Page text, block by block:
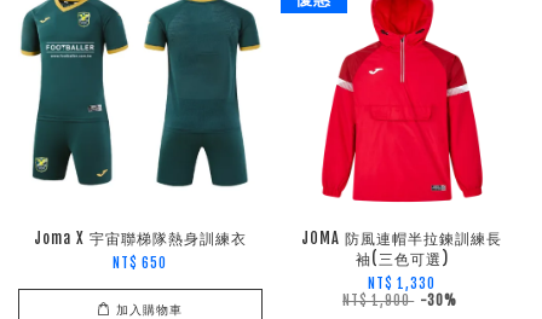
Joma X 宇宙聯梯隊熱身訓練衣
NT$ 650
加入購物車
JOMA 防風連帽半拉鍊訓練長
袖(三色可選)
NT$ 1,330
NT$ 1,900 -30%